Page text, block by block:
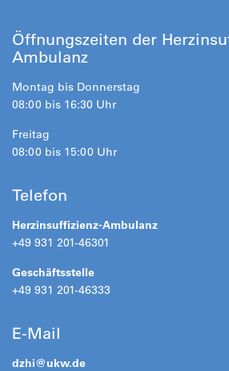
Öffnungszeiten der
Ambulanz
Montag bis Donnerstag
08:00 bis 16:30 Uhr
Freitag
08:00 bis 15:00 Uhr
Telefon
Herzinsuffizienz-Ambulanz
+49 931 201-46301
Geschäftsstelle
+49 931 201-46333
E-Mail
dzhi@ukw.de